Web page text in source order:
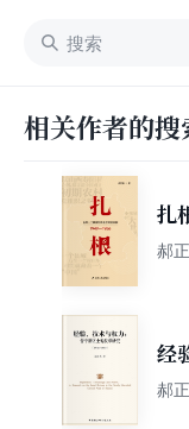
相关作者的搜
扎
设
郝
经
土
郝